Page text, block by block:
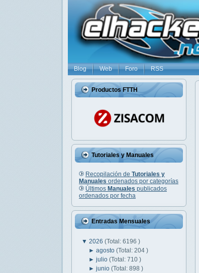
Blog Web Foro RSS
Productos FTTH
Tutoriales y Manuales
Recopilación de Tutoriales y
Manuales ordenados por categorías
Últimos Manuales publicados
ordenados por fecha
Entradas Mensuales
▼ 2026 (Total: 6196 )
►agosto(Total: 204 )
►julio(Total: 710 )
►junio(Total: 898 )